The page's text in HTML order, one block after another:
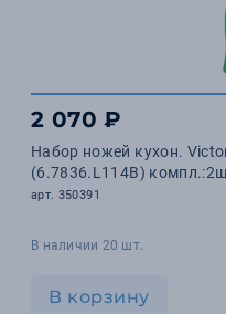
2 070 ₽
Набор ножей кухон.
(6.7836.L114B)
арт. 350391
В наличии 20 шт.
В корзину